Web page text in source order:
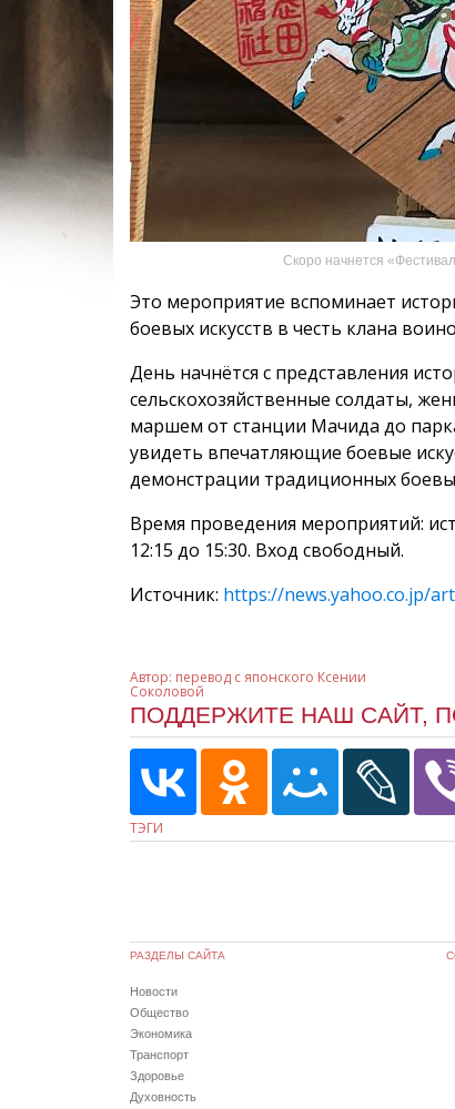
Скоро начнется
Это мероприятие вспоминает
боевых искусств в честь клана
День начнётся с представления
сельскохозяйственные солдаты,
маршем от станции Мачида до
увидеть впечатляющие боевые
демонстрации традиционных
Время проведения мероприятий:
12:15 до 15:30. Вход свободный.
Источник: https://news.yahoo.co.jp/
Автор: перевод с японского Ксении
Соколовой
ПОДДЕРЖИТЕ НАШ САЙТ,
ТЭГИ
РАЗДЕЛЫ САЙТА
Новости
Общество
Экономика
Транспорт
Здоровье
Духовность